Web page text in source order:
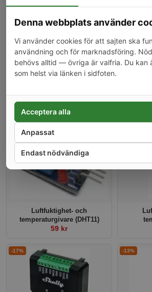
69 kr
Shelly temperaturgivare, 3m
99 kr
-25%
Luftfuktighet- och
temperaturgivare (DHT11)
59 kr
-17% -13%
Denna webbplats använder
Vi använder cookies för att sajten ska
användning och för marknadsföring.
behövs alltid — övriga är valfria. Du kan
som helst via länken i sidfoten.
Endast nödvändiga
Anpassat
Acceptera alla